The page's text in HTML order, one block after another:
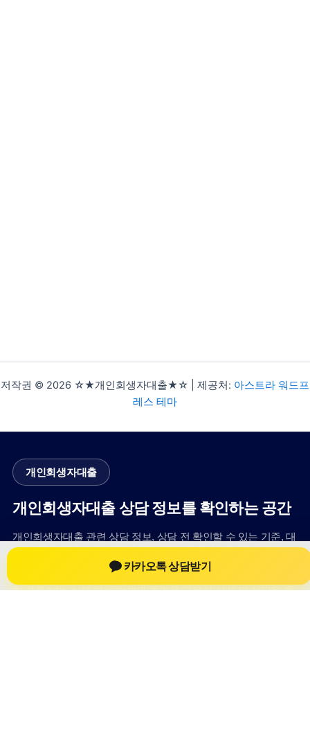
저작권 © 2026 ☆★개인회생자대출★☆ | 제공처: 아스트라 워드프
레스 테마
개인회생자대출
개인회생자대출 상담 정보를 확인하는 공간
개인회생자대출 관련 상담 정보, 상담 전 확인할 수 있는 기준, 대
있도록 구성했습니다. 본 사이트의 내용은 일반 정보 제공을 위
한 자료이며, 실제 가능 여부와 조건은 금융사 심사 및 상담을 통
카카오톡 상담받기